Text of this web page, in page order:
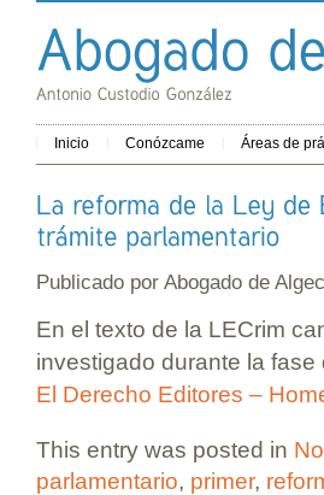
Inicio Conózcame Áreas de
Publicado por Abogado de
En el texto de la LECrim
investigado durante la
El Derecho Editores –
This entry was posted in
parlamentario, primer,